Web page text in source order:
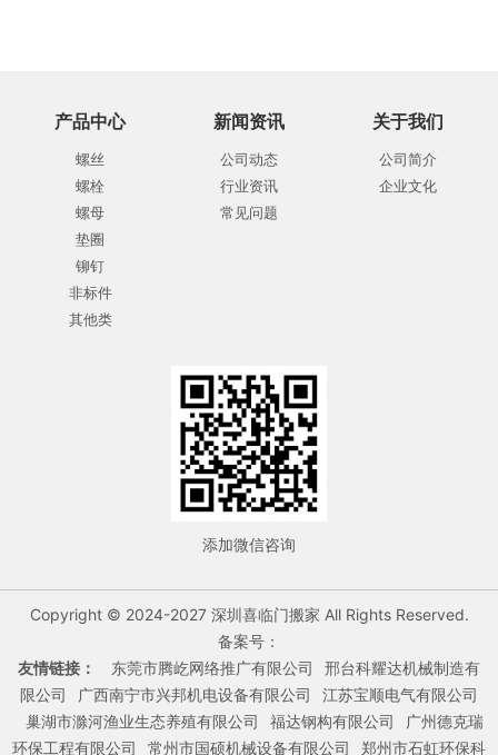
产品中心
螺丝
螺栓
螺母
垫圈
铆钉
非标件
其他类
新闻资讯
公司动态
行业资讯
常见问题
关于我们
公司简介
企业文化
添加微信咨询
Copyright © 2024-2027 深圳喜临门搬家 All Rights Reserved.
备案号：
友情链接：
东莞市腾屹网络推广有限公司
邢台科耀达机械制造有
限公司
广西南宁市兴邦机电设备有限公司
江苏宝顺电气有限公司
巢湖市滁河渔业生态养殖有限公司
福达钢构有限公司
广州德克瑞
环保工程有限公司
常州市国硕机械设备有限公司 郑州市石虹环保科